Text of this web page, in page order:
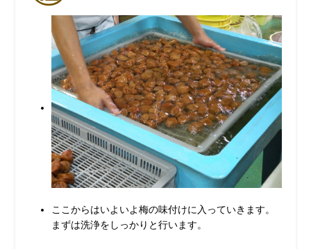
ここからはいよいよ梅の味付けに入っていきます。
まずは洗浄をしっかりと行います。